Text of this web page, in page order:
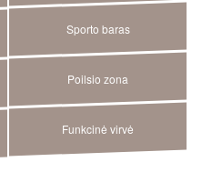
Sporto baras
Poilsio zona
Funkcinė virvė